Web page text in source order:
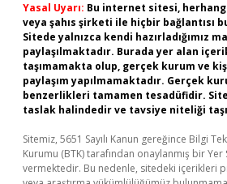
Yasal Uyarı: Bu internet sitesi,
veya şahıs şirketi ile hiçbir bağlantısı
Sitede yalnızca kendi hazırladığımız
paylaşılmaktadır. Burada yer alan
taşımamakta olup, gerçek kurum ve
paylaşım yapılmamaktadır. Gerçek
benzerlikleri tamamen tesadüfidir.
taslak halindedir ve tavsiye niteliği
Sitemiz, 5651 Sayılı Kanun gereğince Bilgi
Kurumu (BTK) tarafından onaylanmış bir Yer
vermektedir. Bu nedenle, sitedeki içerikleri